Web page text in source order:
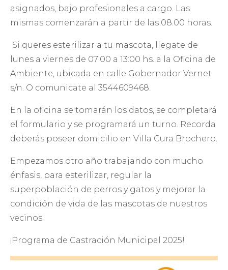
asignados, bajo profesionales a cargo. Las
mismas comenzarán a partir de las 08.00 horas.
Si queres esterilizar a tu mascota, llegate de
lunes a viernes de 07:00 a 13:00 hs. a la Oficina de
Ambiente, ubicada en calle Gobernador Vernet
s/n. O comunicate al 3544609468.
En la oficina se tomarán los datos, se completará
el formulario y se programará un turno. Recorda
deberás poseer domicilio en Villa Cura Brochero.
Empezamos otro año trabajando con mucho
énfasis, para esterilizar, regular la
superpoblación de perros y gatos y mejorar la
condición de vida de las mascotas de nuestros
vecinos.
¡Programa de Castración Municipal 2025!